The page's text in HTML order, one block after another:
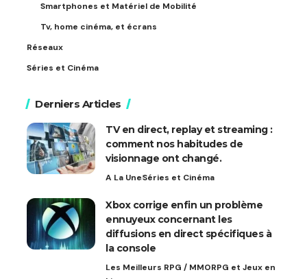
Smartphones et Matériel de Mobilité
Tv, home cinéma, et écrans
Réseaux
Séries et Cinéma
Derniers Articles
TV en direct, replay et streaming :
comment nos habitudes de
visionnage ont changé.
A La UneSéries et Cinéma
Xbox corrige enfin un problème
ennuyeux concernant les
diffusions en direct spécifiques à
la console
Les Meilleurs RPG / MMORPG et Jeux en